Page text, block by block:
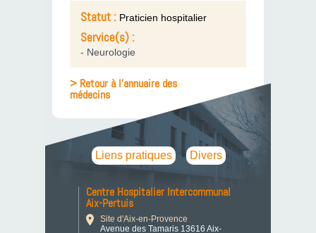
Statut : Praticien hospitalier
Service(s) :
- Neurologie
> Retour à l'annuaire des
médecins
Liens pratiques Divers
Centre Hospitalier Intercommunal
Aix-Pertuis
Site d'Aix-en-Provence
Avenue des Tamaris 13616 Aix-